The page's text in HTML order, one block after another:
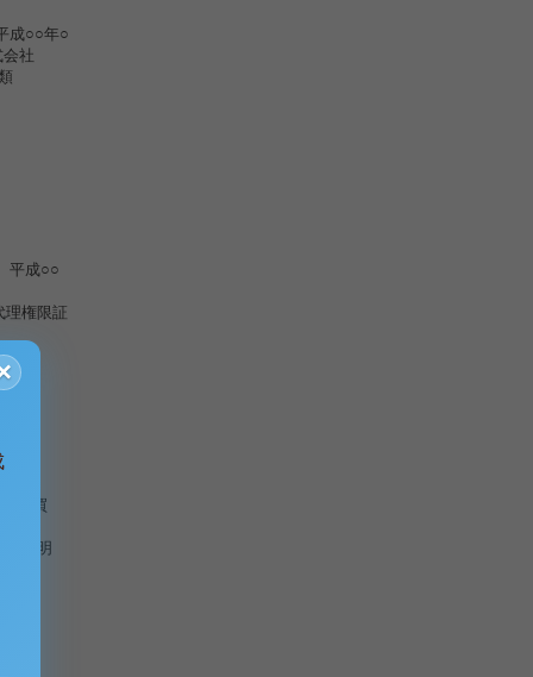
○○年○
社
成○○
限証
買
明